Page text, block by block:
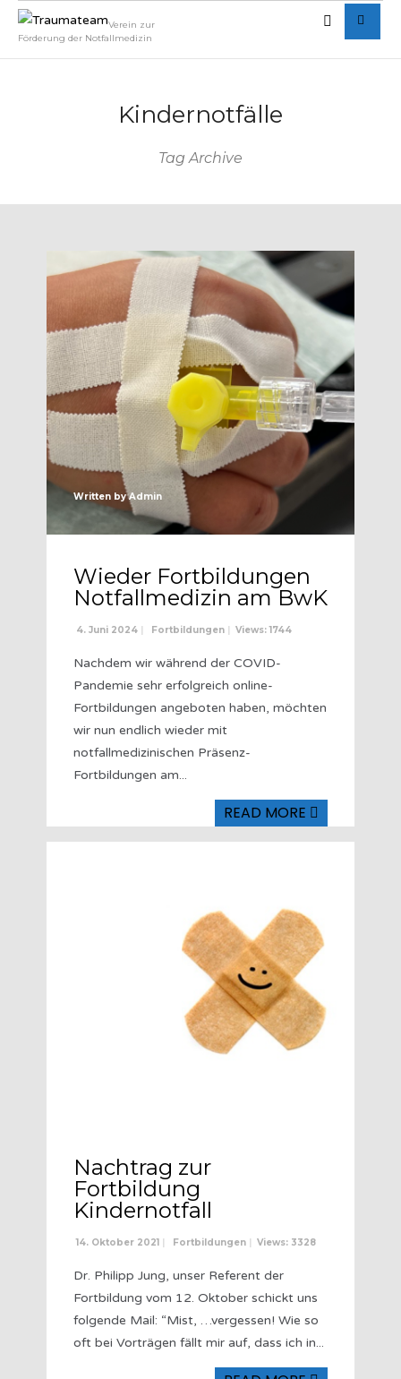
Verein zur
Förderung der Notfallmedizin
Kindernotfälle
Tag Archive
Written byAdmin
Wieder Fortbildungen
Notfallmedizin am BwK
4. Juni 2024 | Fortbildungen | Views: 1744
Nachdem wir während der COVID-
Pandemie sehr erfolgreich online-
Fortbildungen angeboten haben, möchten
wir nun endlich wieder mit
notfallmedizinischen Präsenz-
Fortbildungen am...
READ MORE
Nachtrag zur
Fortbildung
Kindernotfall
14. Oktober 2021 | Fortbildungen | Views: 3328
Dr. Philipp Jung, unser Referent der
Fortbildung vom 12. Oktober schickt uns
folgende Mail: “Mist, …vergessen! Wie so
oft bei Vorträgen fällt mir auf, dass ich in...